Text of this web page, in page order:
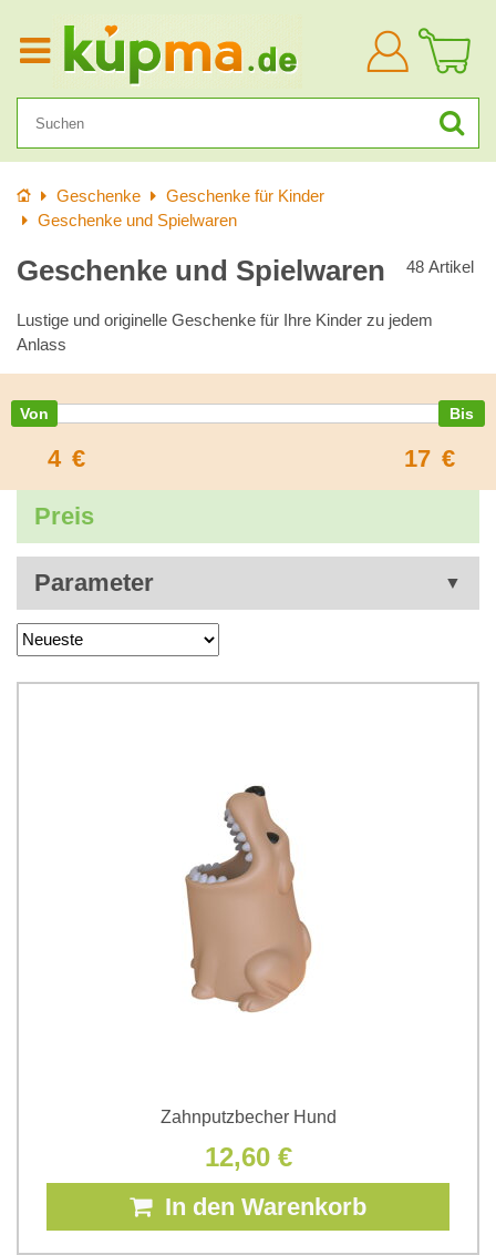
Anmelden
StartseiteGeschenke
Geschenke für Kinder
Geschenke und Spielwaren
Geschenke und Spielwaren 48 Artikel
Lustige und originelle Geschenke für Ihre Kinder zu jedem
Anlass
4 € 17 €
Preis
Parameter
Zahnputzbecher Hund
12,60 €
In den Warenkorb